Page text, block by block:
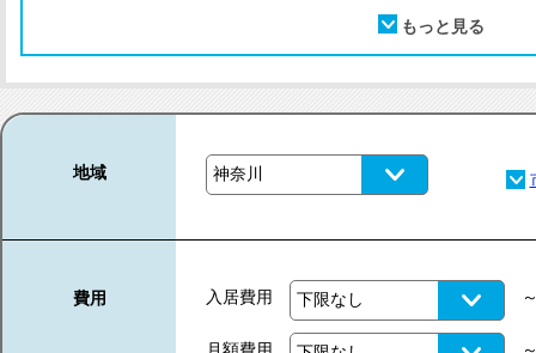
地域
費用 入居費用